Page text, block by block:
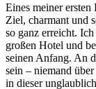
Eines meiner ersten
Ziel, charmant und
so ganz erreicht.
großen Hotel und
seinen Anfang. An
sein – niemand
in dieser